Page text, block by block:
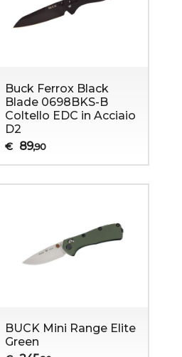
Buck Ferrox Black
Blade 0698BKS-B
Coltello EDC in Acciaio
D2
€ 89,90
BUCK Mini Range Elite
Green